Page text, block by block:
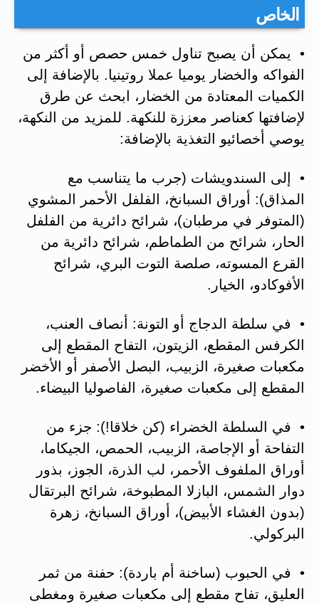
الخاص
• يمكن أن يصبح تناول خمس حصص أو أكثر من
الفواكه والخضار يوميا عملا روتينيا. بالإضافة إلى
الكميات المعتادة من الخضار، ابحث عن طرق
لإضافتها كعناصر معززة للنكهة. للمزيد من النكهة،
يوصي أخصائيو التغذية بالإضافة:
• إلى السندويشات (جرب ما يتناسب مع
المذاق): أوراق السبانخ، الفلفل الأحمر المشوي
(المتوفر في مرطبان)، شرائح دائرية من الفلفل
الحار، شرائح من الطماطم، شرائح دائرية من
القرع المسوته، صلصة التوت البري، شرائح
الأفوكادو، الخيار.
• في سلطة الدجاج أو التونة: أنصاف العنب،
الكرفس المقطع، الزيتون، التفاح المقطع إلى
مكعبات صغيرة، الزبيب، البصل الأصفر أو الأخضر
المقطع إلى مكعبات صغيرة، الفاصوليا البيضاء.
• في السلطة الخضراء (كن خلاقا!): جزء من
التفاحة أو الإجاصة، الزبيب، الحمص، الجيكاما،
أوراق الملفوف الأحمر، لب الذرة، الجوز، بذور
دوار الشمس، البازلا المطبوخة، شرائح البرتقال
(بدون الغشاء الأبيض)، أوراق السبانخ، زهرة
البركولي.
• في الحبوب (ساخنة أم باردة): حفنة من ثمر
العليق، تفاح مقطع إلى مكعبات صغيرة ومغطى